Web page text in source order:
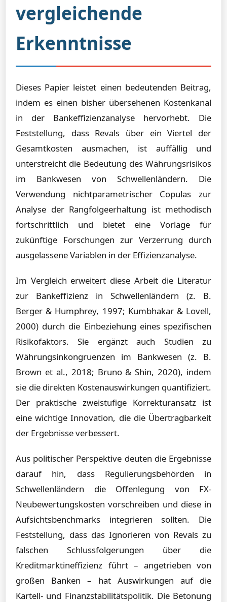
vergleichende
Erkenntnisse
Dieses Papier leistet einen bedeutenden Beitrag,
indem es einen bisher übersehenen Kostenkanal
in der Bankeffizienzanalyse hervorhebt. Die
Feststellung, dass Revals über ein Viertel der
Gesamtkosten ausmachen, ist auffällig und
unterstreicht die Bedeutung des Währungsrisikos
im Bankwesen von Schwellenländern. Die
Verwendung nichtparametrischer Copulas zur
Analyse der Rangfolgeerhaltung ist methodisch
fortschrittlich und bietet eine Vorlage für
zukünftige Forschungen zur Verzerrung durch
ausgelassene Variablen in der Effizienzanalyse.
Im Vergleich erweitert diese Arbeit die Literatur
zur Bankeffizienz in Schwellenländern (z. B.
Berger & Humphrey, 1997; Kumbhakar & Lovell,
2000) durch die Einbeziehung eines spezifischen
Risikofaktors. Sie ergänzt auch Studien zu
Währungsinkongruenzen im Bankwesen (z. B.
Brown et al., 2018; Bruno & Shin, 2020), indem
sie die direkten Kostenauswirkungen quantifiziert.
Der praktische zweistufige Korrekturansatz ist
eine wichtige Innovation, die die Übertragbarkeit
der Ergebnisse verbessert.
Aus politischer Perspektive deuten die Ergebnisse
darauf hin, dass Regulierungsbehörden in
Schwellenländern die Offenlegung von FX-
Neubewertungskosten vorschreiben und diese in
Aufsichtsbenchmarks integrieren sollten. Die
Feststellung, dass das Ignorieren von Revals zu
falschen Schlussfolgerungen über die
Kreditmarktineffizienz führt – angetrieben von
großen Banken – hat Auswirkungen auf die
Kartell- und Finanzstabilitätspolitik. Die Betonung